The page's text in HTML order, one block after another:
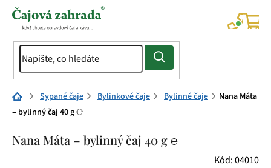
Přejít
Domů Sypané čaje Bylinkové čaje Bylinné čaje
Nana Máta
– bylinný čaj 40 g ℮
Nana Máta – bylinný čaj 40 g ℮
Kód:04010